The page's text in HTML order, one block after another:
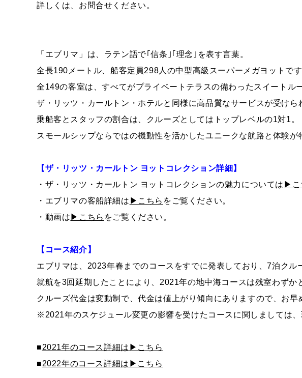
詳しくは、お問合せください。
「エブリマ」は、ラテン語で｢信条｣｢理念｣を表す言葉。
全長190メートル、船客定員298人の中型高級スーパーメガヨットです
全149の客室は、すべてがプライベートテラスの備わったスイートル
ザ・リッツ・カールトン・ホテルと同様に高品質なサービスが受けら
乗船客とスタッフの割合は、クルーズとしてはトップレベルの1対1。
スモールシップならではの機動性を活かしたユニークな航路と体験が
【ザ・リッツ・カールトン ヨットコレクション詳細】
・ザ・リッツ・カールトン ヨットコレクションの魅力については ▶こ
・エブリマの客船詳細は ▶こちら をご覧ください。
・動画は ▶こちら をご覧ください。
【コース紹介】
エブリマは、2023年春までのコースをすでに発表しており、7泊ク
就航を3回延期したことにより、2021年の地中海コースは残室わずか
クルーズ代金は変動制で、代金は値上がり傾向にありますので、お早
※2021年のスケジュール変更の影響を受けたコースに関しましては、
■2021年のコース詳細は▶こちら
■2022年のコース詳細は▶こちら